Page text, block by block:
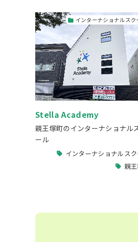
インターナショナルスク
Stella Academy
親王塚町のインターナショナル
ール
インターナショナルス
親